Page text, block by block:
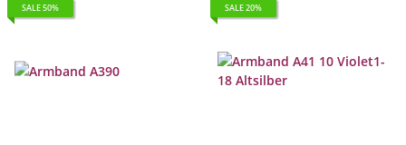
SALE 50% SALE 20%